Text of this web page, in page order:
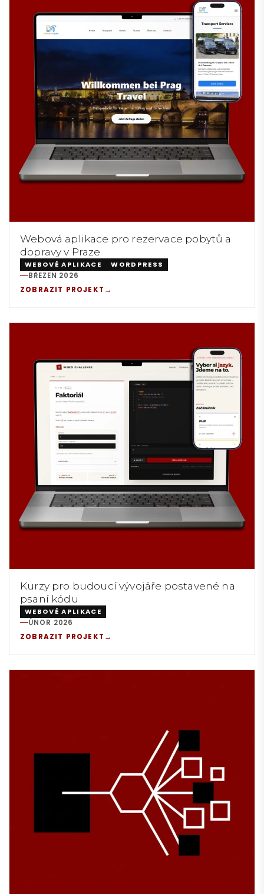
Webová aplikace pro rezervace pobytů a
dopravy v Praze
WEBOVÉ APLIKACE
WORDPRESS
REALIZACE:
BŘEZEN 2026
ZOBRAZIT PROJEKT →
Kurzy pro budoucí vývojáře postavené na
psaní kódu
WEBOVÉ APLIKACE
REALIZACE:
ÚNOR 2026
ZOBRAZIT PROJEKT →